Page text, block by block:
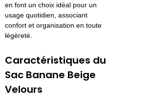
en font un choix idéal pour un
usage quotidien, associant
confort et organisation en toute
légèreté.
Caractéristiques du
Sac Banane Beige
Velours